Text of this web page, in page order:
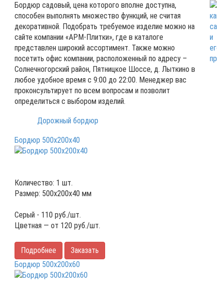
Бордюр садовый, цена которого вполне доступна,
способен выполнять множество функций, не считая
декоративной. Подобрать требуемое изделие можно на
сайте компании «АРМ-Плитки», где в каталоге
представлен широкий ассортимент. Также можно
посетить офис компании, расположенный по адресу –
Солнечногорский район, Пятницкое Шоссе, д. Лыткино в
любое удобное время с 9:00 до 22:00. Менеджер вас
проконсультирует по всем вопросам и позволит
определиться с выбором изделий.
Дорожный бордюр
Бордюр 500х200х40
Количество: 1 шт.
Размер: 500x200x40 мм
Серый - 110 руб./шт.
Цветная — от 120 руб./шт.
Подробнее
Заказать
Бордюр 500х200х60